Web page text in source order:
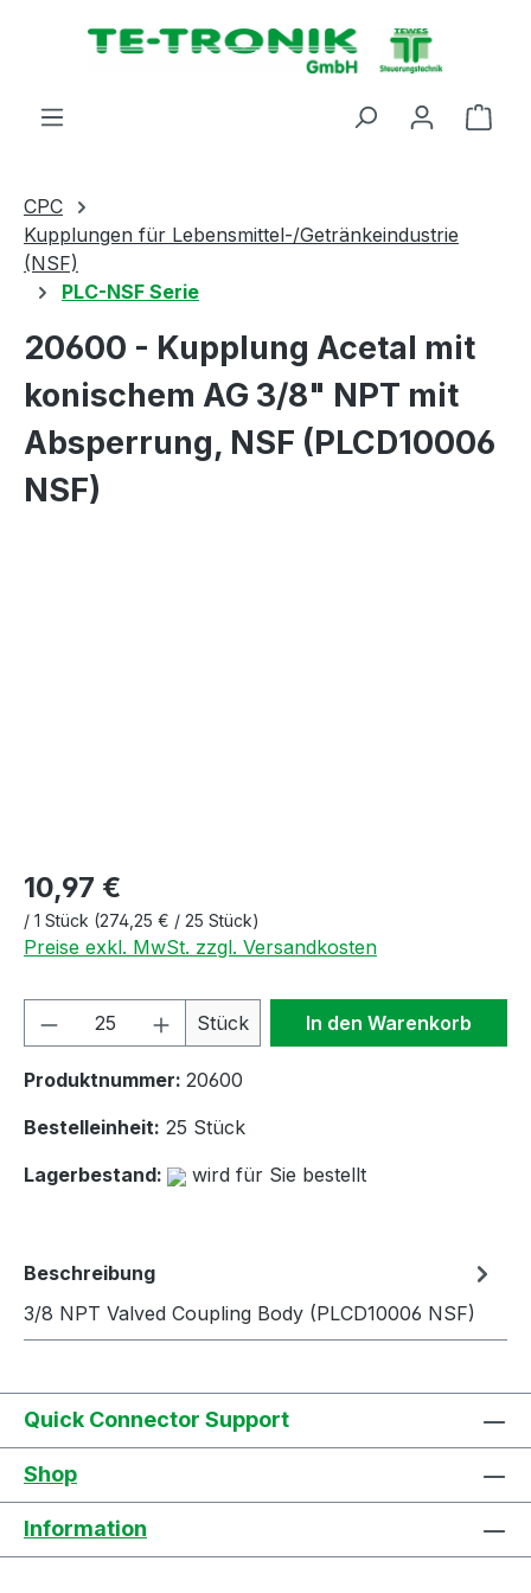
springen
CPC
Kupplungen für Lebensmittel-/Getränkeindustrie
(NSF)
PLC-NSF Serie
20600 - Kupplung Acetal mit
konischem AG 3/8" NPT mit
Absperrung, NSF (PLCD10006
NSF)
10,97 €
/ 1 Stück (274,25 € / 25 Stück)
Preise exkl. MwSt. zzgl. Versandkosten
Produkt Anzahl: Gib den
Stück In den Warenkorb
Produktnummer: 20600
Bestelleinheit: 25 Stück
Lagerbestand:
wird für Sie bestellt
Beschreibung
3/8 NPT Valved Coupling Body (PLCD10006 NSF)
Quick Connector Support
Shop
Information